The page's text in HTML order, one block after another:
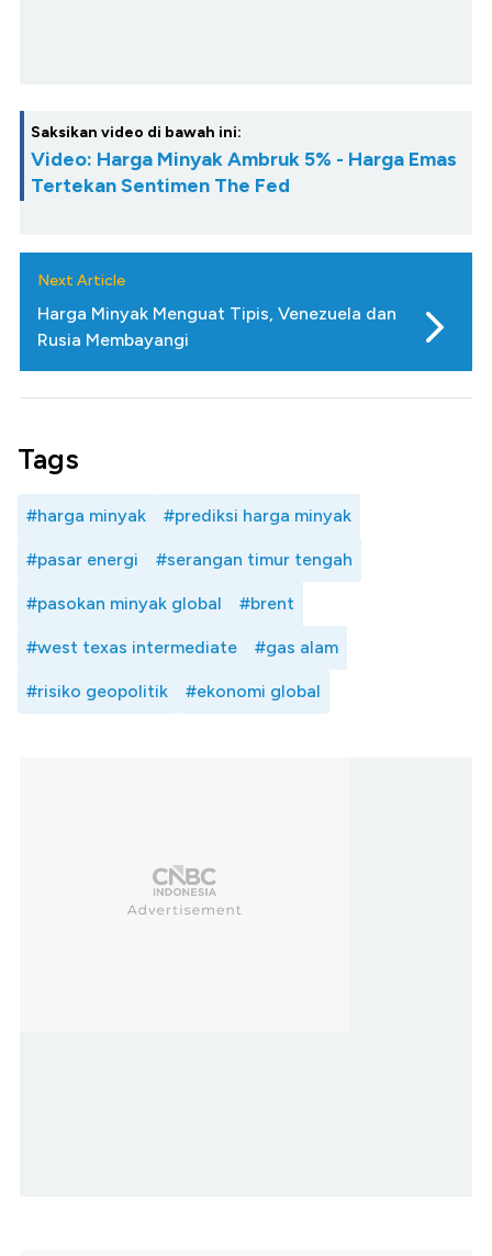
Saksikan video di bawah ini:
Video: Harga Minyak Ambruk 5% - Harga Emas
Tertekan Sentimen The Fed
Next Article
Harga Minyak Menguat Tipis, Venezuela dan
Rusia Membayangi
Tags
#harga minyak #prediksi harga minyak
#pasar energi #serangan timur tengah
#pasokan minyak global #brent
#west texas intermediate #gas alam
#risiko geopolitik #ekonomi global